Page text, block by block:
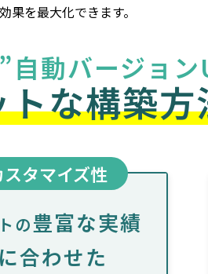
を最大化できます。
”自動バージョ
トな構築方
スタマイズ性
の豊富な実績
合わせた